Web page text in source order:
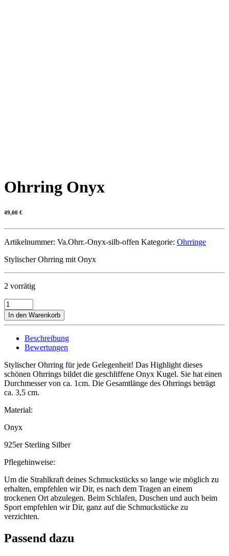
Ohrring Onyx
49,00 €
Artikelnummer: Va.Ohrr.-Onyx-silb-offen Kategorie: Ohrringe
Stylischer Ohrring mit Onyx
2 vorrätig
Ohrring
Onyx
Menge
In den Warenkorb
Beschreibung
Bewertungen
Stylischer Ohrring für jede Gelegenheit! Das Highlight dieses
schönen Ohrrings bildet die geschliffene Onyx Kugel. Sie hat einen
Durchmesser von ca. 1cm. Die Gesamtlänge des Ohrrings beträgt
ca. 3,5 cm.
Material:
Onyx
925er Sterling Silber
Pflegehinweise:
Um die Strahlkraft deines Schmuckstücks so lange wie möglich zu
erhalten, empfehlen wir Dir, es nach dem Tragen an einem
trockenen Ort abzulegen. Beim Schlafen, Duschen und auch beim
Sport empfehlen wir Dir, ganz auf die Schmuckstücke zu
verzichten.
Passend dazu